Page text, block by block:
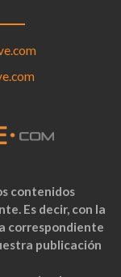
contenidos
Es decir, con la
correspondiente
publicación